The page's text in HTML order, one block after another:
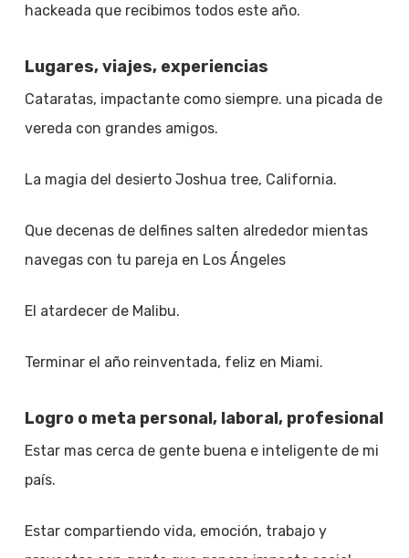
hackeada que recibimos todos este año.
Lugares, viajes, experiencias
Cataratas, impactante como siempre. una picada de
vereda con grandes amigos.
La magia del desierto Joshua tree, California.
Que decenas de delfines salten alrededor mientas
navegas con tu pareja en Los Ángeles
El atardecer de Malibu.
Terminar el año reinventada, feliz en Miami.
Logro o meta personal, laboral, profesional
Estar mas cerca de gente buena e inteligente de mi
país.
Estar compartiendo vida, emoción, trabajo y